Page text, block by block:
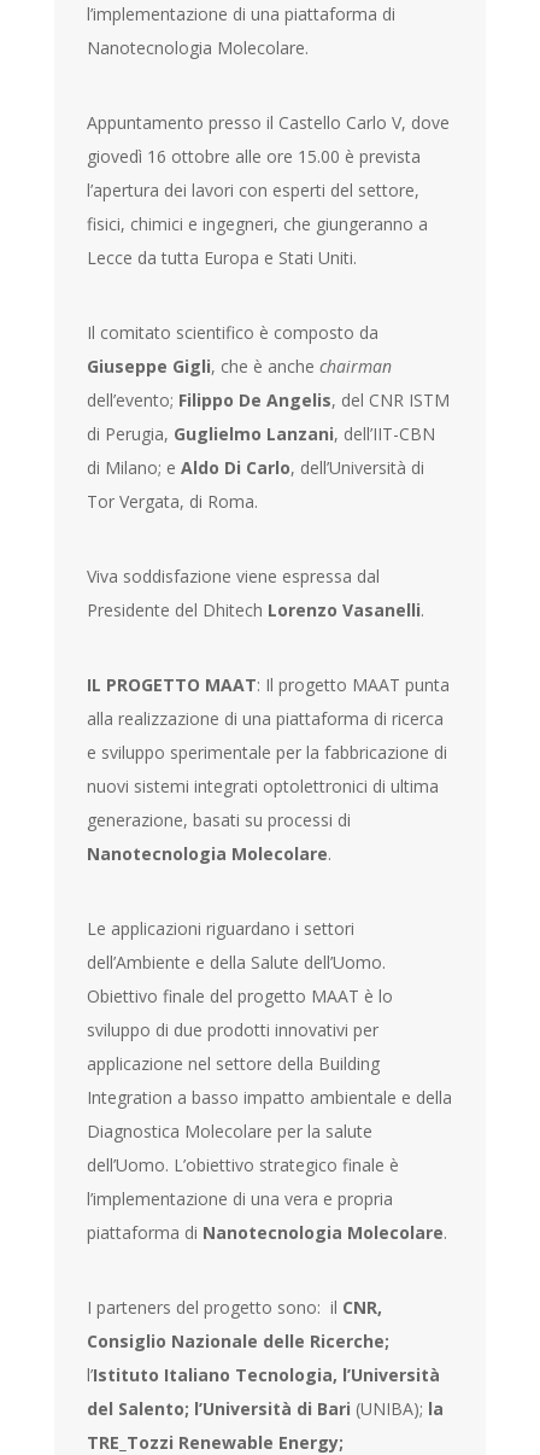
l’implementazione di una piattaforma di
Nanotecnologia Molecolare.
Appuntamento presso il Castello Carlo V, dove
giovedì 16 ottobre alle ore 15.00 è prevista
l’apertura dei lavori con esperti del settore,
fisici, chimici e ingegneri, che giungeranno a
Lecce da tutta Europa e Stati Uniti.
Il comitato scientifico è composto da
Giuseppe Gigli, che è anchechairman
dell’evento; Filippo De Angelis, del CNR ISTM
di Perugia, Guglielmo Lanzani, dell’IIT-CBN
di Milano; eAldo Di Carlo, dell’Università di
Tor Vergata, di Roma.
Viva soddisfazione viene espressa dal
Presidente del Dhitech Lorenzo Vasanelli.
IL PROGETTO MAAT: Il progetto MAAT punta
alla realizzazione di una piattaforma di ricerca
e sviluppo sperimentale per la fabbricazione di
nuovi sistemi integrati optolettronici di ultima
generazione, basati su processi di
Nanotecnologia Molecolare.
Le applicazioni riguardano i settori
dell’Ambiente e della Salute dell’Uomo.
Obiettivo finale del progetto MAAT è lo
sviluppo di due prodotti innovativi per
applicazione nel settore della Building
Integration a basso impatto ambientale e della
Diagnostica Molecolare per la salute
dell’Uomo. L’obiettivo strategico finale è
l’implementazione di una vera e propria
piattaforma di Nanotecnologia Molecolare.
I parteners del progetto sono: il CNR,
Consiglio Nazionale delle Ricerche;
l’Istituto Italiano Tecnologia, l’Università
del Salento; l’Università di Bari (UNIBA); la
TRE_Tozzi Renewable Energy;